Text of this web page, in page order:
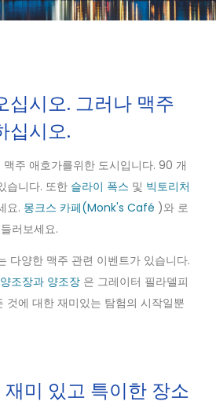
십시오. 그러나 맥주
십시오.
주 애호가를위한 도시입니다. 90 개
습니다. 또한 슬라이 폭스 및 빅토리처
요. 몽크스 카페(Monk's Café )와 로
러보세요.
다양한 맥주 관련 이벤트가 있습니다.
조장과 양조장 은 그레이터 필라델피
것에 대한 재미있는 탐험의 시작일뿐
미 있고 특이한 장소